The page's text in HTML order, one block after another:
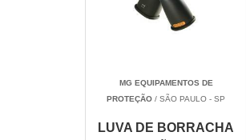
MG EQUIPAMENTOS DE
PROTEÇÃO / SÃO PAULO - SP
LUVA DE BORRACHA